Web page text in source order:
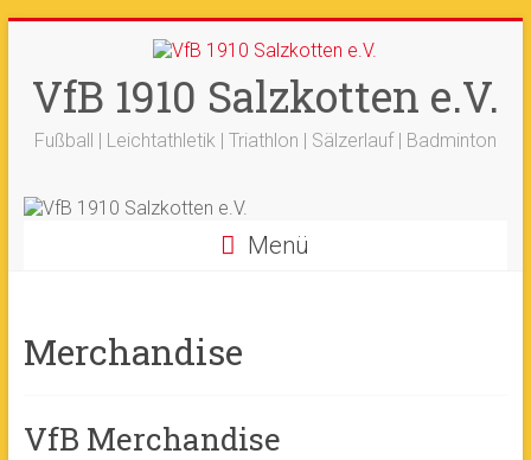
springen
VfB 1910 Salzkotten e.V.
Fußball | Leichtathletik | Triathlon | Sälzerlauf | Badminton
Menü
Merchandise
VfB Merchandise
+++ 21-03. -33. Sälzerlauf+++
Ergebnisse +++ Beitrag vom saelzer.tv
ist online
+++ Fotos sind online+++
+++ 18.-19.04. -Werfertage +++
Ok!